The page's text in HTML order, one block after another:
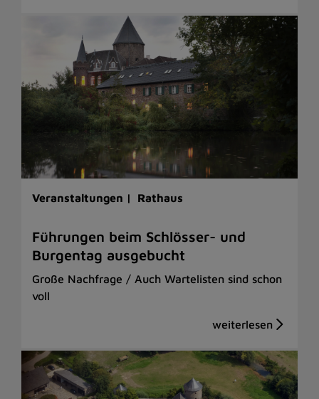
Veranstaltungen | Rathaus
Führungen beim Schlösser- und
Burgentag ausgebucht
Große Nachfrage / Auch Wartelisten sind schon
voll